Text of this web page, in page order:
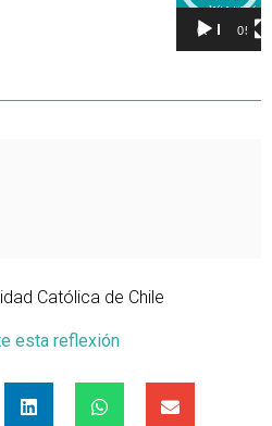
00:00 05:15
Católica de Chile
esta reflexión